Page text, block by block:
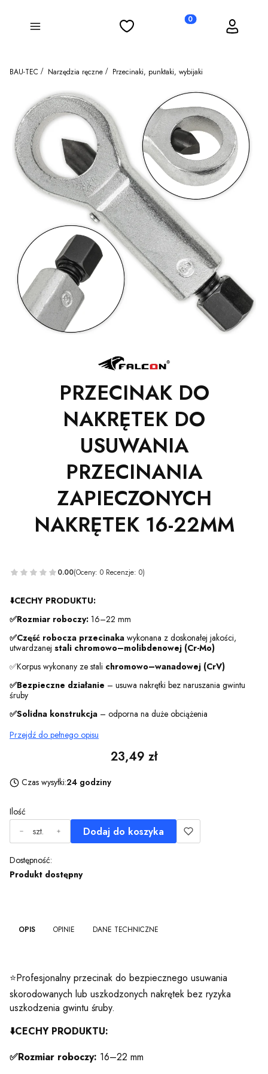
Menu Ulubione Produkty w koszyku:
Koszyk Zaloguj się
BAU-TEC Narzędzia ręczne Przecinaki, punktaki, wybijaki
PRZECINAK DO
NAKRĘTEK DO
USUWANIA
PRZECINANIA
ZAPIECZONYCH
NAKRĘTEK 16-22MM
0.00(Oceny: 0 Recenzje: 0)
⬇️CECHY PRODUKTU:
✅Rozmiar roboczy: 16–22 mm
✅Część robocza przecinaka wykonana z doskonałej jakości,
utwardzanej stali chromowo–molibdenowej (Cr-Mo)
✅Korpus wykonany ze stali chromowo–wanadowej (CrV)
✅Bezpieczne działanie – usuwa nakrętki bez naruszania gwintu
śruby
✅Solidna konstrukcja – odporna na duże obciążenia
Przejdź do pełnego opisu
Cena
23,49 zł
Czas wysyłki:24 godziny
Ilość
szt.
Dodaj do koszyka
Dostępność:
Produkt dostępny
OPIS OPINIE DANE TECHNICZNE
⭐Profesjonalny przecinak do bezpiecznego usuwania
skorodowanych lub uszkodzonych nakrętek bez ryzyka
uszkodzenia gwintu śruby.
⬇️CECHY PRODUKTU:
✅Rozmiar roboczy: 16–22 mm